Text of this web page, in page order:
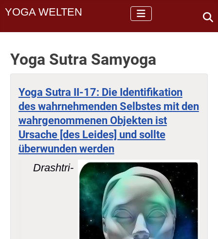
YOGA WELTEN
Yoga Sutra Samyoga
Yoga Sutra II-17: Die Identifikation
des wahrnehmenden Selbstes mit den
wahrgenommenen Objekten ist
Ursache [des Leides] und sollte
überwunden werden
Drashtri-